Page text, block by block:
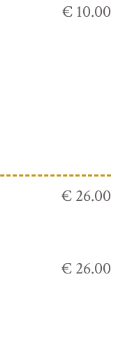
€ 10.00
€ 26.00
€ 26.00